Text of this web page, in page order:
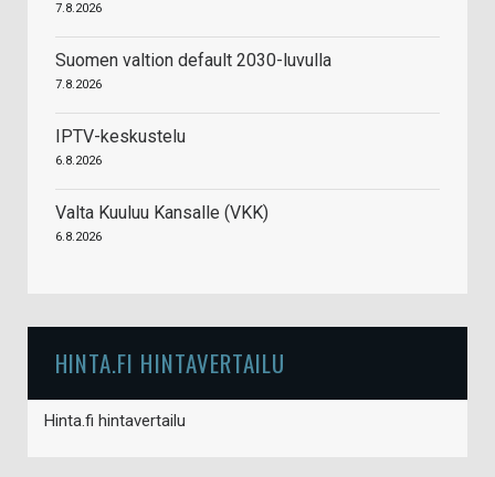
7.8.2026
Suomen valtion default 2030-luvulla
7.8.2026
IPTV-keskustelu
6.8.2026
Valta Kuuluu Kansalle (VKK)
6.8.2026
HINTA.FI HINTAVERTAILU
Hinta.fi hintavertailu